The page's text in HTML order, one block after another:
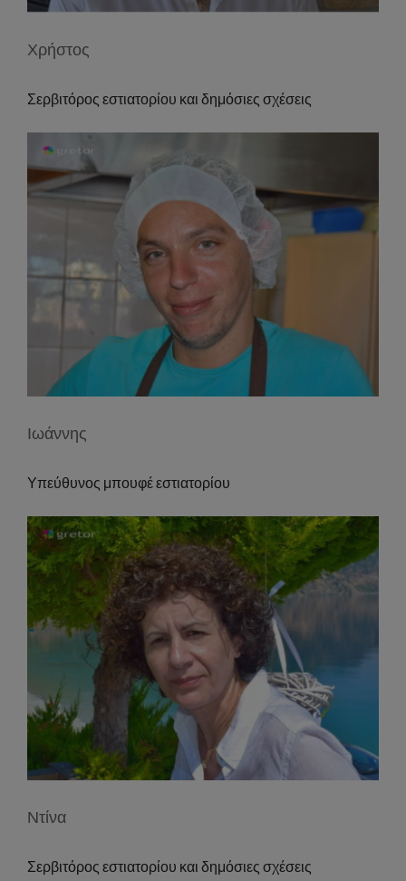
Χρήστος
Σερβιτόρος εστιατορίου και δημόσιες σχέσεις
Ιωάννης
Υπεύθυνος μπουφέ εστιατορίου
Ντίνα
Σερβιτόρος εστιατορίου και δημόσιες σχέσεις